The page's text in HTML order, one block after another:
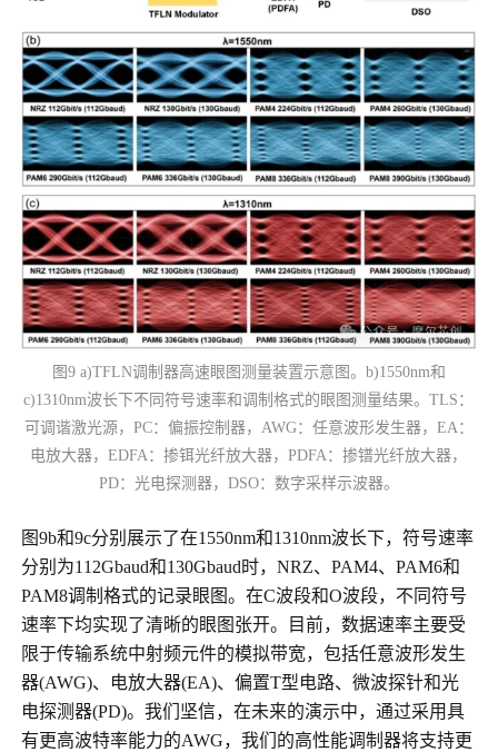
图9 a)TFLN调制器高速眼图测量装置示意图。b)1550nm和
c)1310nm波长下不同符号速率和调制格式的眼图测量结果。TLS：
可调谐激光源，PC：偏振控制器，AWG：任意波形发生器，EA：
电放大器，EDFA：掺铒光纤放大器，PDFA：掺镨光纤放大器，
PD：光电探测器，DSO：数字采样示波器。
图9b和9c分别展示了在1550nm和1310nm波长下，符号速率
分别为112Gbaud和130Gbaud时，NRZ、PAM4、PAM6和
PAM8调制格式的记录眼图。在C波段和O波段，不同符号
速率下均实现了清晰的眼图张开。目前，数据速率主要受
限于传输系统中射频元件的模拟带宽，包括任意波形发生
器(AWG)、电放大器(EA)、偏置T型电路、微波探针和光
电探测器(PD)。我们坚信，在未来的演示中，通过采用具
有更高波特率能力的AWG，我们的高性能调制器将支持更